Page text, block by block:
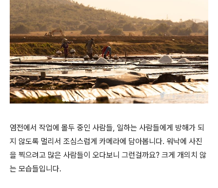
염전에서 작업에 몰두 중인 사람들, 일하는 사람들에게 방해가 되
지 않도록 멀리서 조심스럽게 카메라에 담아봅니다. 워낙에 사진
을 찍으려고 많은 사람들이 오다보니 그런걸까요? 크게 개의치 않
는 모습들입니다.